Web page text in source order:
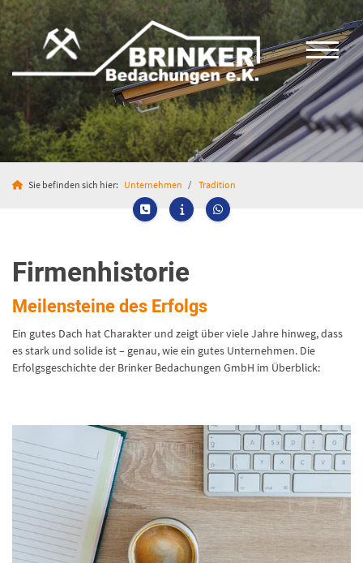
Sie befinden sich hier: Unternehmen Tradition
Firmenhistorie
Meilensteine des Erfolgs
Ein gutes Dach hat Charakter und zeigt über viele Jahre hinweg, dass
es stark und solide ist – genau, wie ein gutes Unternehmen. Die
Erfolgsgeschichte der Brinker Bedachungen GmbH im Überblick: